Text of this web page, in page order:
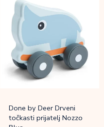
Done by Deer Drveni
točkasti prijatelj Nozzo